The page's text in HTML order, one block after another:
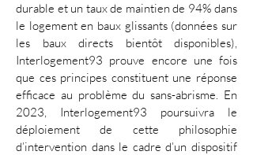
durable et un taux de maintien de 94% dans
le logement en baux glissants (données sur
les baux directs bientôt disponibles),
Interlogement93 prouve encore une fois
que ces principes constituent une réponse
efficace au problème du sans-abrisme. En
2023, Interlogement93 poursuivra le
déploiement de cette philosophie
d’intervention dans le cadre d’un dispositif